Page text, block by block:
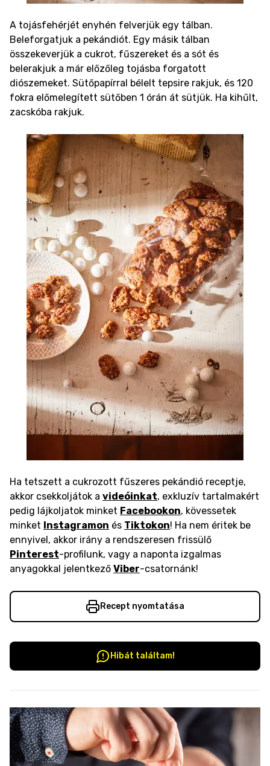
A tojásfehérjét enyhén felverjük egy tálban.
Beleforgatjuk a pekándiót. Egy másik tálban
összekeverjük a cukrot, fűszereket és a sót és
belerakjuk a már előzőleg tojásba forgatott
diószemeket. Sütőpapírral bélelt tepsire rakjuk, és 120
fokra előmelegített sütőben 1 órán át sütjük. Ha kihűlt,
zacskóba rakjuk.
Ha tetszett a cukrozott fűszeres pekándió receptje,
akkor csekkoljátok a videóinkat, exkluzív tartalmakért
pedig lájkoljatok minket Facebookon, kövessetek
minket Instagramon és Tiktokon! Ha nem éritek be
ennyivel, akkor irány a rendszeresen frissülő
Pinterest-profilunk, vagy a naponta izgalmas
anyagokkal jelentkező Viber-csatornánk!
Recept nyomtatása
Hibát találtam!